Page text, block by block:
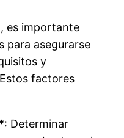
es importante
para asegurarse
y
factores
Determinar